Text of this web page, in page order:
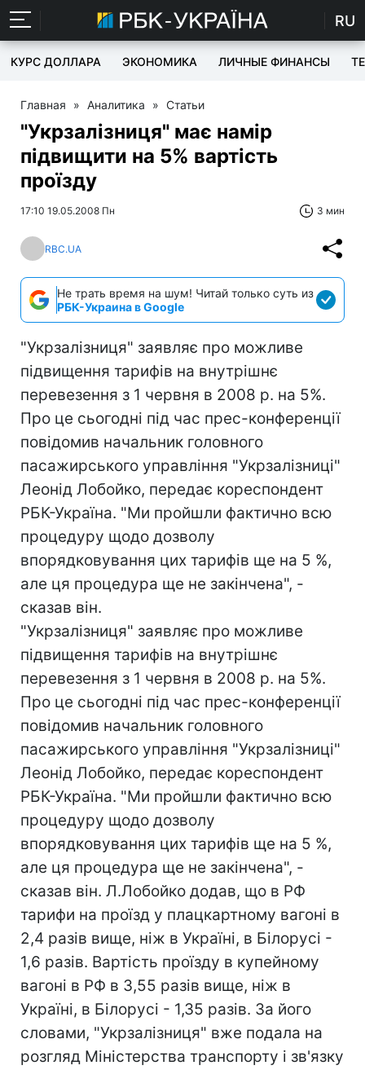
RU
КУРС ДОЛЛАРА ЭКОНОМИКА ЛИЧНЫЕ ФИНАНСЫ
Главная » Аналитика » Статьи
"Укрзалізниця" має намір
підвищити на 5% вартість
проїзду
17:10 19.05.2008 Пн 3 мин
RBC.UA
Не трать время на шум! Читай только суть из
РБК-Украина в Google
"Укрзалізниця" заявляє про можливе
підвищення тарифів на внутрішнє
перевезення з 1 червня в 2008 р. на 5%.
Про це сьогодні під час прес-конференції
повідомив начальник головного
пасажирського управління "Укрзалізниці"
Леонід Лобойко, передає кореспондент
РБК-Україна. "Ми пройшли фактично всю
процедуру щодо дозволу
впорядковування цих тарифів ще на 5 %,
але ця процедура ще не закінчена", -
сказав він.
"Укрзалізниця" заявляє про можливе
підвищення тарифів на внутрішнє
перевезення з 1 червня в 2008 р. на 5%.
Про це сьогодні під час прес-конференції
повідомив начальник головного
пасажирського управління "Укрзалізниці"
Леонід Лобойко, передає кореспондент
РБК-Україна. "Ми пройшли фактично всю
процедуру щодо дозволу
впорядковування цих тарифів ще на 5 %,
але ця процедура ще не закінчена", -
сказав він. Л.Лобойко додав, що в РФ
тарифи на проїзд у плацкартному вагоні в
2,4 разів вище, ніж в Україні, в Білорусі -
1,6 разів. Вартість проїзду в купейному
вагоні в РФ в 3,55 разів вище, ніж в
Україні, в Білорусі - 1,35 разів. За його
словами, "Укрзалізниця" вже подала на
розгляд Міністерства транспорту і зв'язку